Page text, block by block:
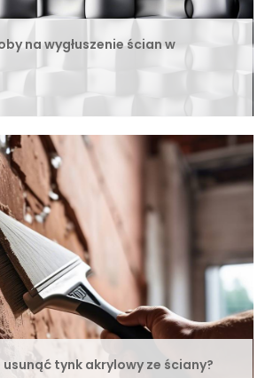
na wygłuszenie ścian w
tynk akrylowy ze ściany?